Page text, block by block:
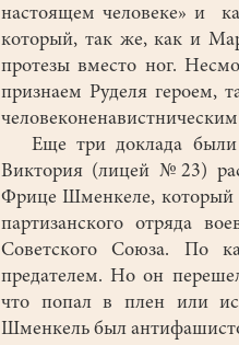
настоящем человеке» и
который, так же, как и
протезы вместо ног.
признаем Руделя героем,
Еще три доклада были
Виктория (лицей №23)
Фрице Шменкеле, который
партизанского отряда
Советского Союза. По
предателем. Но он
что попал в плен или
Шменкель был